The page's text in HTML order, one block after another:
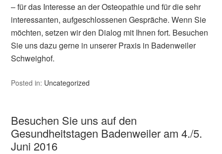
– für das Interesse an der Osteopathie und für die sehr
interessanten, aufgeschlossenen Gespräche. Wenn Sie
möchten, setzen wir den Dialog mit Ihnen fort. Besuchen
Sie uns dazu gerne in unserer Praxis in Badenweiler
Schweighof.
Posted in: Uncategorized
Besuchen Sie uns auf den
Gesundheitstagen Badenweiler am 4./5.
Juni 2016